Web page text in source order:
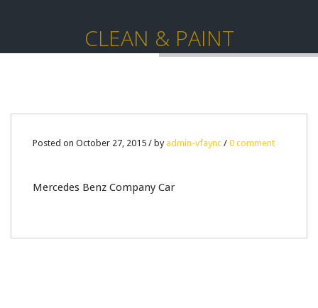
CLEAN & PAINT
27
Posted on October 27, 2015 / byadmin-vfaync / 0 comment
Mercedes Benz Company Car